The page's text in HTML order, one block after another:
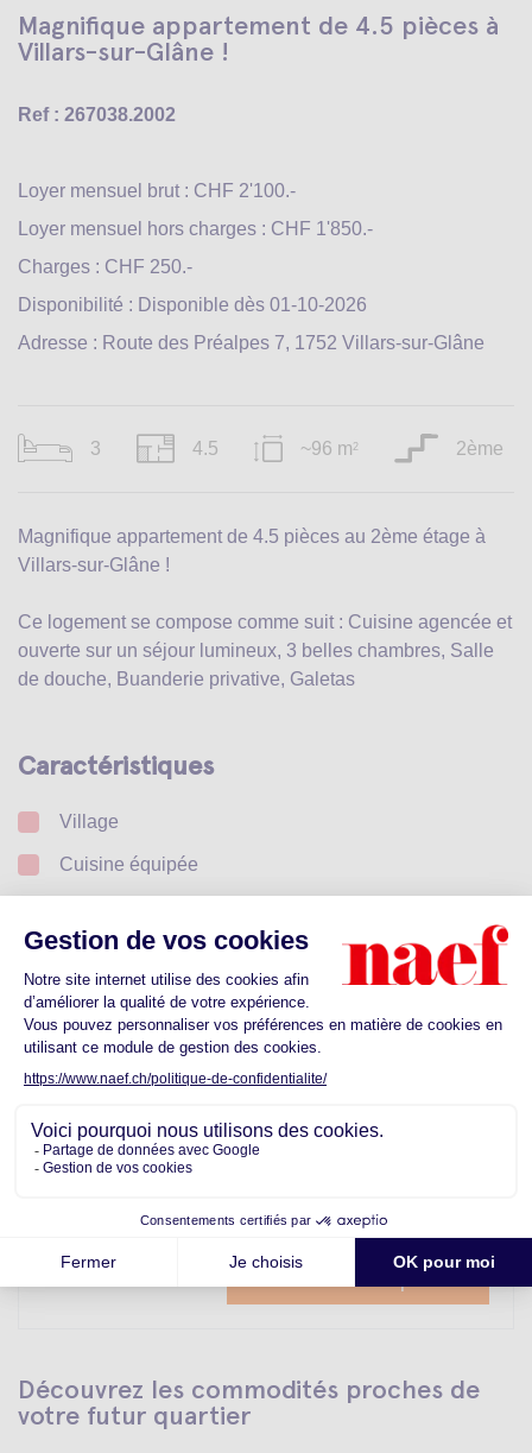
Magnifique appartement de 4.5 pièces à
Villars-sur-Glâne !
Ref : 267038.2002
Loyer mensuel brut : CHF 2'100.-
Loyer mensuel hors charges : CHF 1'850.-
Charges : CHF 250.-
Disponibilité : Disponible dès 01-10-2026
Adresse : Route des Préalpes 7, 1752 Villars-sur-Glâne
3 4.5 ~96 m 2 2ème
Magnifique appartement de 4.5 pièces au 2ème étage à
Villars-sur-Glâne !
Ce logement se compose comme suit : Cuisine agencée et
ouverte sur un séjour lumineux, 3 belles chambres, Salle
de douche, Buanderie privative, Galetas
Caractéristiques
Village
Cuisine équipée
Calme
Parking
Votre garantie de loyer sans dépôt bancaire
Découvrez les commodités proches de
votre futur quartier